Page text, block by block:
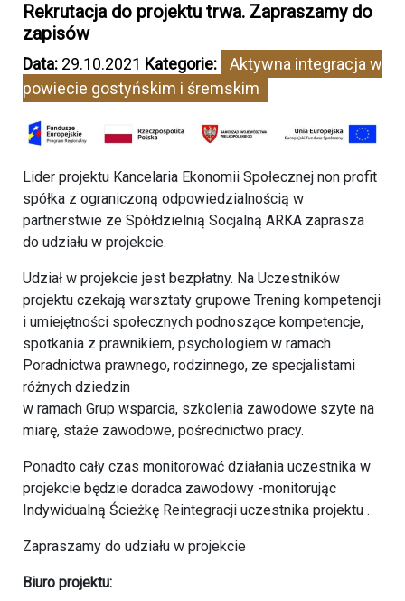
Rekrutacja do projektu trwa. Zapraszamy do
zapisów
Data: 29.10.2021 Kategorie:
Aktywna integracja w
powiecie gostyńskim i śremskim
Lider projektu Kancelaria Ekonomii Społecznej non profit
spółka z ograniczoną odpowiedzialnością w
partnerstwie ze Spółdzielnią Socjalną ARKA zaprasza
do udziału w projekcie.
Udział w projekcie jest bezpłatny. Na Uczestników
projektu czekają warsztaty grupowe Trening kompetencji
i umiejętności społecznych podnoszące kompetencje,
spotkania z prawnikiem, psychologiem w ramach
Poradnictwa prawnego, rodzinnego, ze specjalistami
różnych dziedzin
w ramach Grup wsparcia, szkolenia zawodowe szyte na
miarę, staże zawodowe, pośrednictwo pracy.
Ponadto cały czas monitorować działania uczestnika w
projekcie będzie doradca zawodowy -monitorując
Indywidualną Ścieżkę Reintegracji uczestnika projektu .
Zapraszamy do udziału w projekcie
Biuro projektu: